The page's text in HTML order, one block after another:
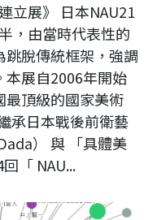
立展》 日本NAU21
，由當時代表性的
脫傳統框架，強調
本展自2006年開始
最頂級的國家美術
承日本戰後前衛藝
） 與 「具體美
「 NAU...